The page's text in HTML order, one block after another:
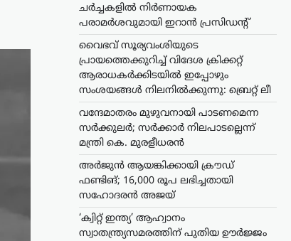
ചർച്ചകളിൽ നിർണായക
പരാമർശവുമായി ഇറാൻ പ്രസിഡന്റ്
വൈഭവ് സൂര്യവംശിയുടെ
പ്രായത്തെക്കുറിച്ച് വിദേശ ക്രിക്കറ്റ്
ആരാധകർക്കിടയിൽ ഇപ്പോഴും
സംശയങ്ങൾ നിലനിൽക്കുന്നു: ബ്രെറ്റ് ലീ
വന്ദേമാതരം മുഴുവനായി പാടണമെന്ന
സർക്കുലർ; സർക്കാർ നിലപാടല്ലെന്ന്
മന്ത്രി കെ. മുരളീധരൻ
അർജുൻ ആയങ്കിക്കായി ക്രൗഡ്
ഫണ്ടിങ്; 16,000 രൂപ ലഭിച്ചതായി
സഹോദരൻ അജയ്
‘ക്വിറ്റ് ഇന്ത്യ’ ആഹ്വാനം
സ്വാതന്ത്ര്യസമരത്തിന് പുതിയ ഊർജ്ജം